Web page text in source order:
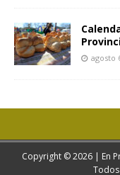
agosto
Copyright © 2026 | En